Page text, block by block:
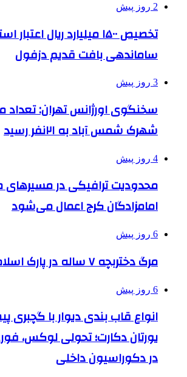
2 روز پیش
تخصیص ۱۵۰۰ میلیارد ریال
ساماندهی بافت قدیم دزفول
3 روز پیش
سخنگوی اورژانس تهران: تعداد
شهرک شمس آباد به ۲۱نفر رسید
4 روز پیش
محدودیت ترافیکی در مسیرهای
امامزادگان کرج اعمال می‌شود
6 روز پیش
مرگ دختربچه ۷ ساله در پارک اسلامشهر
6 روز پیش
انواع قاب بندی دیوار با
یورتان دکارت؛ تحولی لوکس،
در دکوراسیون داخلی